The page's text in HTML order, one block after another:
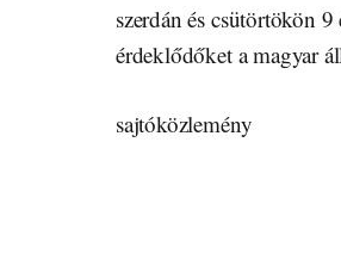
szerdán és csütörtökön
érdeklődőket a magyar
sajtóközlemény